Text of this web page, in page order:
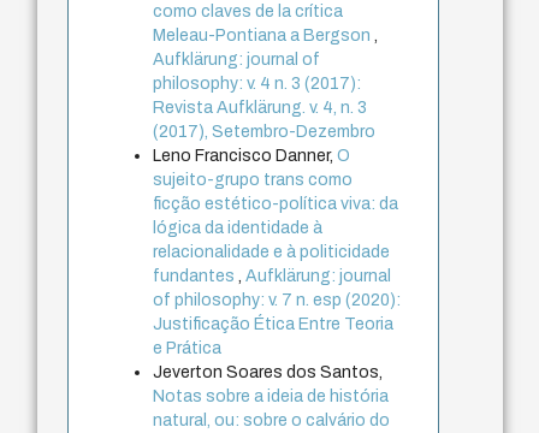
como claves de la crítica
Meleau-Pontiana a Bergson
Aufklärung: journal of
philosophy: v. 4 n. 3 (2017):
Revista Aufklärung. v. 4, n. 3
(2017), Setembro-Dezembro
Leno Francisco Danner,O
sujeito-grupo trans como
ficção estético-política viva: da
lógica da identidade à
relacionalidade e à politicidade
fundantes
,Aufklärung: journal
of philosophy: v. 7 n. esp (2020):
Justificação Ética Entre Teoria
e Prática
Jeverton Soares dos Santos,
Notas sobre a ideia de história
natural, ou: sobre o calvário do